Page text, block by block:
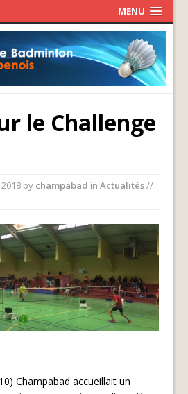
MENU
le Challenge
by champabad inActualités//
Champabad accueillait un